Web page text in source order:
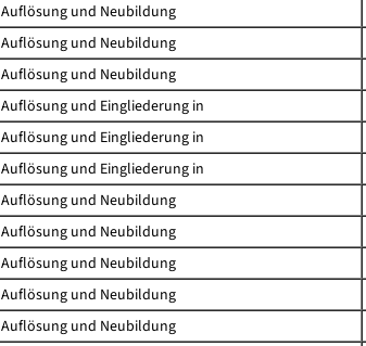
Auflösung und Neubildung
Auflösung und Neubildung
Auflösung und Neubildung
Auflösung und Eingliederung in
Auflösung und Eingliederung in
Auflösung und Eingliederung in
Auflösung und Neubildung
Auflösung und Neubildung
Auflösung und Neubildung
Auflösung und Neubildung
Auflösung und Neubildung